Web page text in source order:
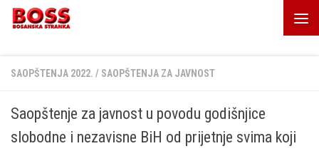
Skip to content
SAOPŠTENJA 2022. / SAOPŠTENJA ZA JAVNOST
Saopštenje za javnost u povodu godišnjice
slobodne i nezavisne BiH od prijetnje svima koji